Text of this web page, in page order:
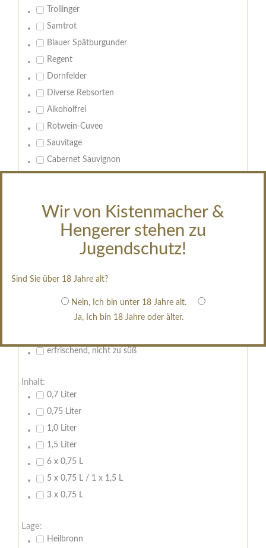
Wir von Kistenmacher &
Hengerer stehen zu
Jugendschutz!
Sind Sie über 18 Jahre alt?
Nein, Ich bin unter 18 Jahre alt.
Ja, Ich bin 18 Jahre oder älter.
Trollinger
Samtrot
Blauer Spätburgunder
Regent
Dornfelder
Diverse Rebsorten
Alkoholfrei
Rotwein-Cuvee
Sauvitage
Cabernet Sauvignon
Leeren
trocken
feinherb
halbtrocken
edelsüß
Brut
weißgekeltert
erfrischend, nicht zu süß
Inhalt:
0,7 Liter
0,75 Liter
1,0 Liter
1,5 Liter
6 x 0,75 L
5 x 0,75 L / 1 x 1,5 L
3 x 0,75 L
Lage:
Heilbronn